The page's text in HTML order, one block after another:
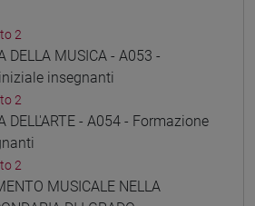
2
DELLA MUSICA - A053 -
insegnanti
2
DELL'ARTE - A054 - Formazione
2
MUSICALE NELLA